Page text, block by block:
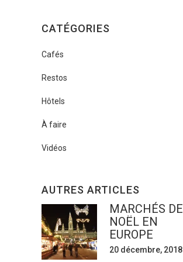
CATÉGORIES
Cafés
Restos
Hôtels
À faire
Vidéos
AUTRES ARTICLES
MARCHÉS DE
NOËL EN
EUROPE
20 décembre, 2018